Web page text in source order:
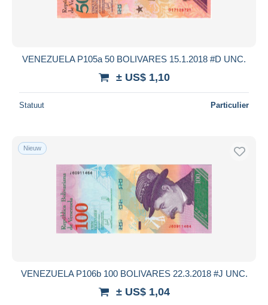
VENEZUELA P105a 50 BOLIVARES 15.1.2018 #D UNC.
± US$ 1,10
Statuut Particulier
Nieuw
VENEZUELA P106b 100 BOLIVARES 22.3.2018 #J UNC.
± US$ 1,04